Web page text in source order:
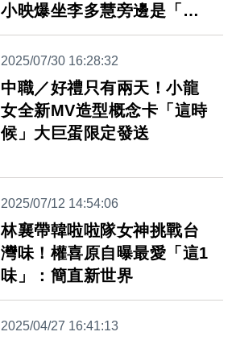
小映爆坐李多慧旁邊是「惡
夢」
2025/07/30 16:28:32
中職／好禮只有兩天！小龍
女全新MV造型概念卡「這時
候」大巨蛋限定發送
2025/07/12 14:54:06
林襄帶韓啦啦隊女神挑戰台
灣味！權喜原自曝最愛「這1
味」：簡直新世界
2025/04/27 16:41:13